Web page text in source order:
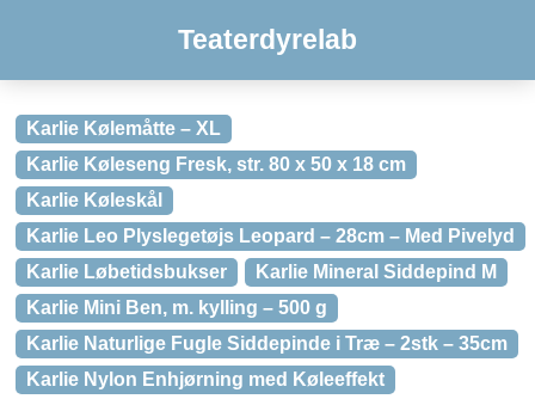
Teaterdyrelab
Karlie Kølemåtte – XL
Karlie Køleseng Fresk, str. 80 x 50 x 18 cm
Karlie Køleskål
Karlie Leo Plyslegetøjs Leopard – 28cm – Med Pivelyd
Karlie Løbetidsbukser
Karlie Mineral Siddepind M
Karlie Mini Ben, m. kylling – 500 g
Karlie Naturlige Fugle Siddepinde i Træ – 2stk – 35cm
Karlie Nylon Enhjørning med Køleeffekt